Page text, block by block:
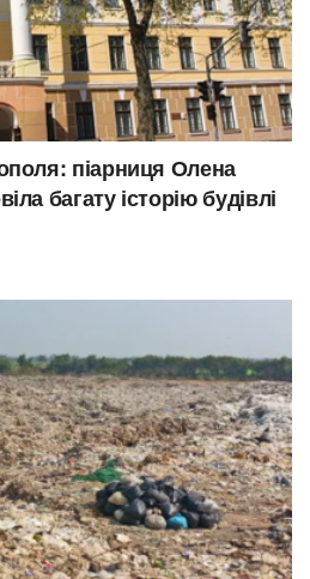
піарниця Олена
багату історію будівлі